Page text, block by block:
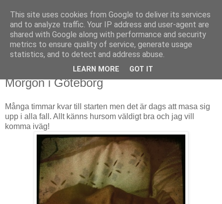
Björn Fritz
vad än som faller mig in
lördag, maj 12, 2012
Morgon i Göteborg
Många timmar kvar till starten men det är dags att masa sig
upp i alla fall. Allt känns hursom väldigt bra och jag vill
komma iväg!
This site uses cookies from Google to deliver its services
and to analyze traffic. Your IP address and user-agent are
shared with Google along with performance and security
metrics to ensure quality of service, generate usage
statistics, and to detect and address abuse.
LEARN MORE GOT IT